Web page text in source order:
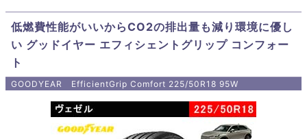
低燃費性能がいいからCO2の排出量も減り環境に優し
い グッドイヤー エフィシェントグリップ コンフォー
ト
GOODYEAR EfficientGrip Comfort 225/50R18 95W